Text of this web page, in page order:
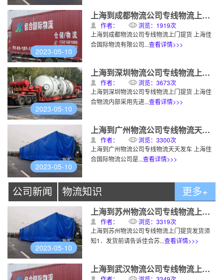
2023-05-10
上海到成都物流公司专线物流上门提货
作者：
浏览：1919次
上海到成都物流公司专线物流上门提货 上海佳
合国际物流有限公司...查看详情>>>
2023-05-10
上海到深圳物流公司专线物流上门提货
作者：
浏览：3673次
上海到深圳物流公司专线物流上门提货 上海佳
合物流内部采用先进...查看详情>>>
2023-05-10
上海到广州物流公司专线物流天天发车
作者：
浏览：3300次
上海到广州物流公司专线物流天天发车 上海佳
合国际物流公司是...查看详情>>>
公司新闻 物流知识 更多+
2023-05-10
上海到苏州物流公司专线物流上门提货
作者：
浏览：3319次
上海到苏州物流公司专线物流上门提货发货须
知1．发货前请告诉佳合苏...查看详情>>>
上海到武汉物流公司专线物流上门提货